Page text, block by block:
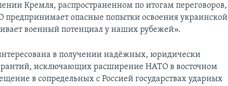
Кремля, распространенном по итогам переговоров,
предпринимает опасные попытки освоения украинской
военный потенциал у наших рубежей».
в получении надёжных, юридически
исключающих расширение НАТО в восточном
в сопредельных с Россией государствах ударных